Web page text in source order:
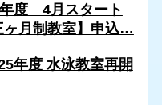
度 4月スタート
ヶ月制教室】申込…
年度 水泳教室再開